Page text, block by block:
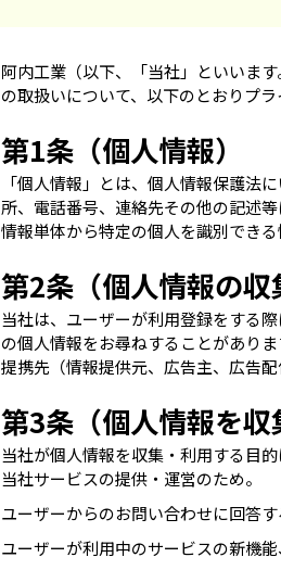
阿内工業（以下、「当社」といいま
の取扱いについて、以下のとおりプ
第1条（個人情報）
「個人情報」とは、個人情報保護法
所、電話番号、連絡先その他の記述
情報単体から特定の個人を識別でき
第2条（個人情報の収
当社は、ユーザーが利用登録をする
の個人情報をお尋ねすることがあり
提携先（情報提供元、広告主、広告
第3条（個人情報を収
当社が個人情報を収集・利用する目的
当社サービスの提供・運営のため。
ユーザーからのお問い合わせに回答
ユーザーが利用中のサービスの新機